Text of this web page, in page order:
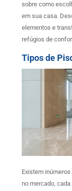
sobre como
em sua casa.
elementos e
refúgios de
Tipos de
Existem
no mercado,